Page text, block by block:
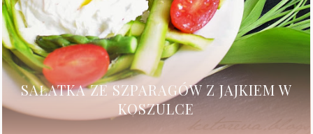
SAŁATKA ZE SZPARAGÓW Z JAJKIEM W
KOSZULCE